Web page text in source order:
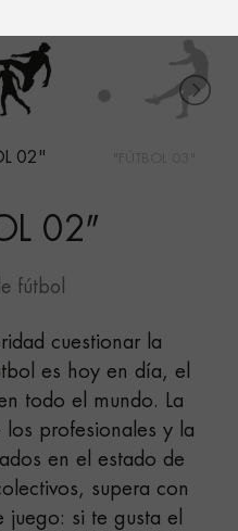
02"
02"
fútbol
cuestionar la
es hoy en día, el
todo el mundo. La
los profesionales y la
en el estado de
supera con
juego: si te gusta el